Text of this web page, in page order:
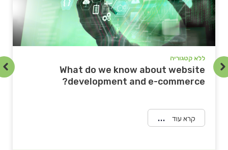
ללא קטגוריה
What do we know about website
development and e-commerce?
קרא עוד